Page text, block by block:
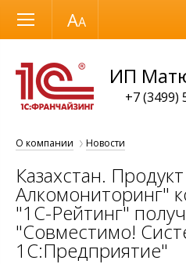
Размер шрифта
ИП
+7 (3499)
О компании Новости
Казахстан.
Алкомониторинг"
"1С-Рейтинг"
"Совместимо!
1С:Предприятие"